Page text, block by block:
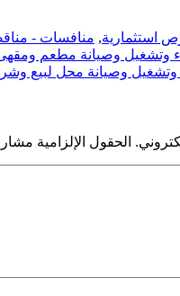
استثمارية, منافسات -
وتشغيل وصيانة مطعم
وصيانة محل لبيع
الحقول الإلزامية مشار